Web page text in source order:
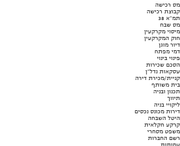
מס רכישה
קבוצת רכישה
תמ"א 38
מס שבח
מיסוי מקרקעין
חוק המקרקעין
דיור מוגן
דמי מפתח
פינוי בינוי
הסכם שכירות
עסקאות נדל"ן
קניית/מכירת דירה
בית משותף
תכנון ובניה
תיווך
ליקויי בניה
דירות מכונס נכסים
היטל השבחה
קרקע חקלאית
משפט מסחרי
רשם החברות
עמותות